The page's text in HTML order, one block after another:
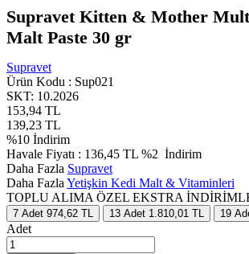
Supravet Kitten & Mother
Malt Paste 30 gr
Supravet
Ürün Kodu : Sup021
SKT: 10.2026
153,94 TL
139,23 TL
%10 İndirim
Havale Fiyatı : 136,45 TL %2 İndirim
Daha Fazla Supravet
Daha Fazla Yetişkin Kedi Malt & Vitaminleri
TOPLU ALIMA ÖZEL EKSTRA
7 Adet 974,62 TL 13 Adet 1.810,01 TL 19
Adet